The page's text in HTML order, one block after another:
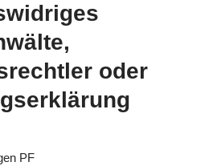
oder
PF